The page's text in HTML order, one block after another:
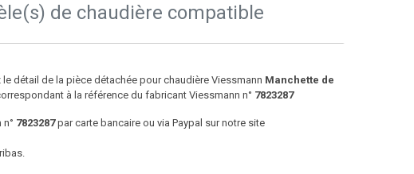
de chaudière compatible
détail de la pièce détachée pour chaudière Viessmann Manchette de
à la référence du fabricant Viessmann n° 7823287
7823287par carte bancaire ou via Paypal sur notre site